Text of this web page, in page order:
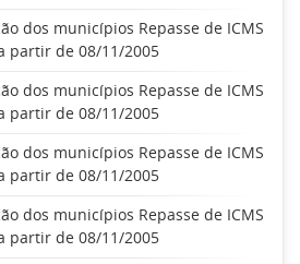
dos municípios Repasse de ICMS
partir de 08/11/2005
dos municípios Repasse de ICMS
partir de 08/11/2005
dos municípios Repasse de ICMS
partir de 08/11/2005
dos municípios Repasse de ICMS
partir de 08/11/2005